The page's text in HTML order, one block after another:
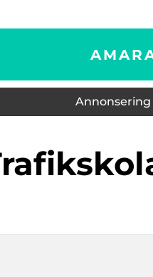
Annonsering